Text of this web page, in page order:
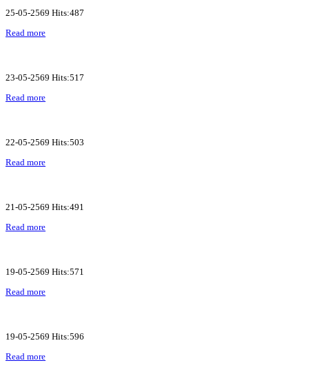
25-05-2569 Hits:487
Read more
23-05-2569 Hits:517
Read more
22-05-2569 Hits:503
Read more
21-05-2569 Hits:491
Read more
19-05-2569 Hits:571
Read more
19-05-2569 Hits:596
Read more